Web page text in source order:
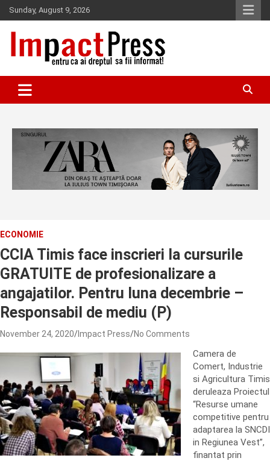
Skip
to
content
Sunday, August 9, 2026
IMPACTPRESS
ECONOMIE
CCIA Timis face inscrieri la cursurile
GRATUITE de profesionalizare a
angajatilor. Pentru luna decembrie –
Responsabil de mediu (P)
November 24, 2020 Impact Press No Comments
Camera de
Comert, Industrie
si Agricultura Timis
deruleaza Proiectul
“Resurse umane
competitive pentru
adaptarea la SNCDI
in Regiunea Vest”,
finantat prin